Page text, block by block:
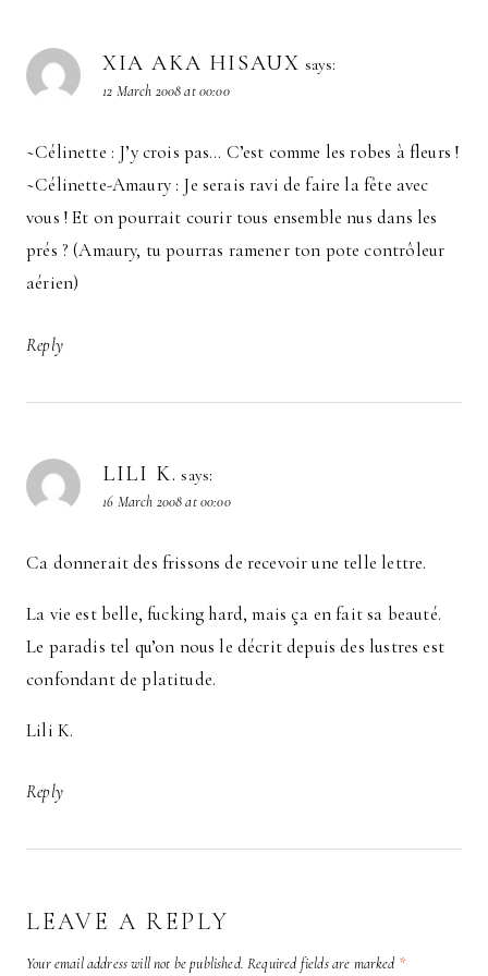
XIA AKA HISAUX says:
12 March 2008 at 00:00
~Célinette : J’y crois pas… C’est comme les robes à fleurs !
~Célinette-Amaury : Je serais ravi de faire la fête avec
vous ! Et on pourrait courir tous ensemble nus dans les
prés ? (Amaury, tu pourras ramener ton pote contrôleur
aérien)
Reply
LILI K. says:
16 March 2008 at 00:00
Ca donnerait des frissons de recevoir une telle lettre.
La vie est belle, fucking hard, mais ça en fait sa beauté.
Le paradis tel qu’on nous le décrit depuis des lustres est
confondant de platitude.
Lili K.
Reply
LEAVE A REPLY
Your email address will not be published. Required fields are marked *